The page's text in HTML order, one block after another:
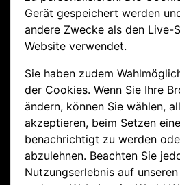
Gerät gespeichert werden
andere Zwecke als den Live-
Website verwendet.
Sie haben zudem
der Cookies. Wenn Sie Ihre
ändern, können Sie wählen,
akzeptieren, beim Setzen
benachrichtigt zu werden
abzulehnen. Beachten Sie
Nutzungserlebnis auf